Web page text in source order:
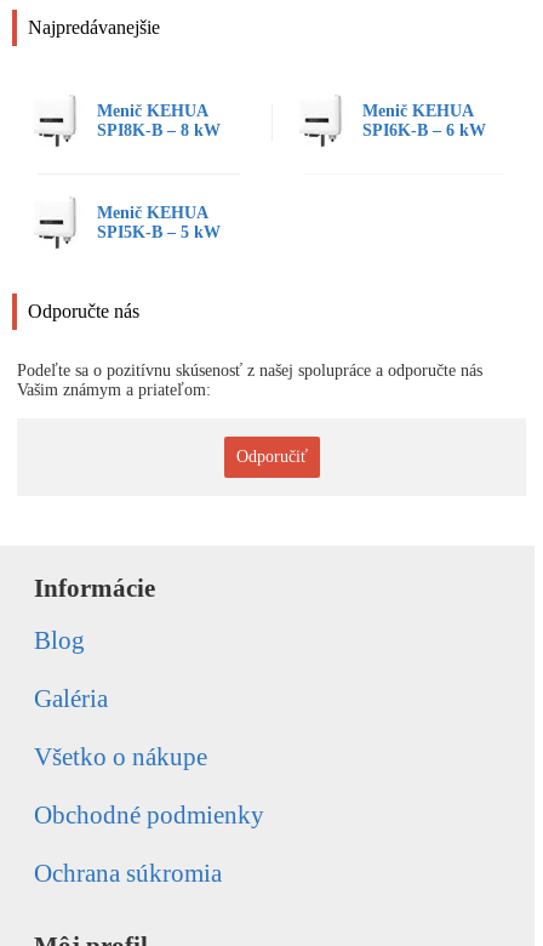
Najpredávanejšie
Menič KEHUA
SPI8K-B – 8 kW
Menič KEHUA
SPI6K-B – 6 kW
Menič KEHUA
SPI5K-B – 5 kW
Odporučte nás
Podeľte sa o pozitívnu skúsenosť z našej spolupráce a odporučte nás
Vašim známym a priateľom:
Odporučiť
Informácie
Blog
Galéria
Všetko o nákupe
Obchodné podmienky
Ochrana súkromia